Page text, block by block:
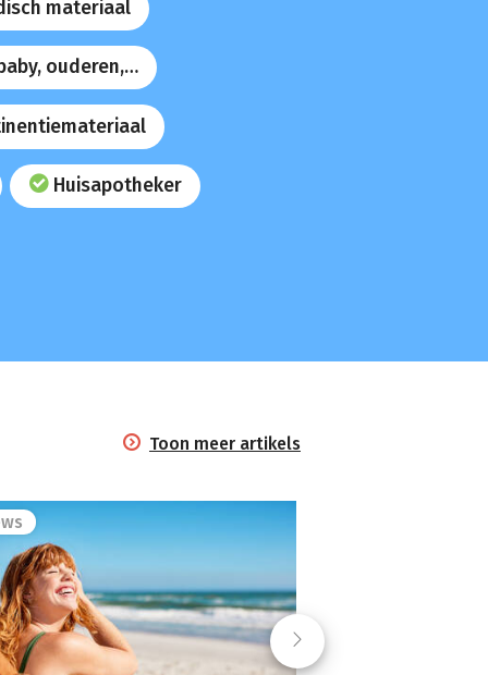
materiaal
ouderen,…
Huisapotheker
Toon meer artikels
Next